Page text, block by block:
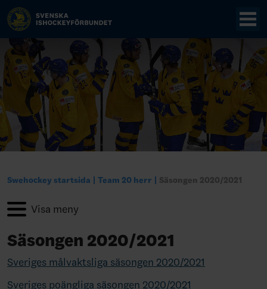
Swehockey startsida Team 20 herr Säsongen 2020/2021
Säsongen 2020/2021
Sveriges målvaktsliga säsongen 2020/2021
Sveriges poängliga säsongen 2020/2021